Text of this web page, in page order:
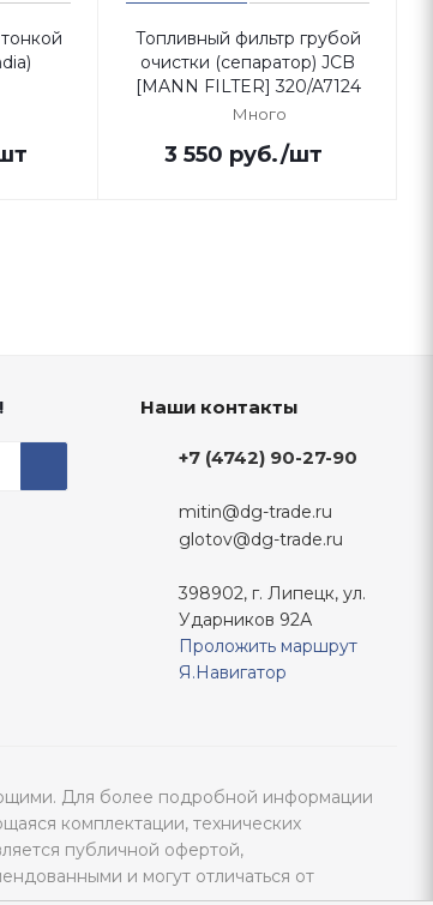
Топливный фильтр грубой
очистки (сепаратор) JCB
[MANN FILTER] 320/A7124
Много
3 550 руб./шт
Наши контакты
+7 (4742) 90-27-90
mitin@dg-trade.ru
glotov@dg-trade.ru
398902, г. Липецк, ул.
Ударников 92А
Проложить маршрут
Я.Навигатор
Для более подробной информации
комплектации, технических
публичной офертой,
и могут отличаться от